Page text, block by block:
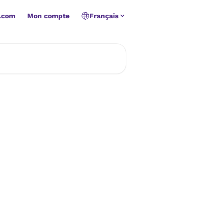
Mon compte Français